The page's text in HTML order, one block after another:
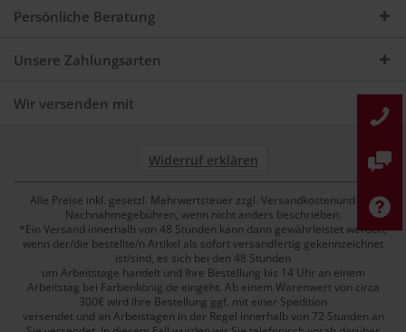
Persönliche Beratung
Unsere Zahlungsarten
Wir versenden mit
Widerruf erklären
Alle Preise inkl. gesetzl. Mehrwertsteuer zzgl. Versandkostenund ggf.
Nachnahmegebühren, wenn nicht anders beschrieben.
*Ein Versand innerhalb von 48 Stunden kann dann gewährleistet werden,
wenn der/die bestellte/n Artikel als sofort versandfertig gekennzeichnet
ist/sind, es sich bei den 48 Stunden
um Arbeitstage handelt und Ihre Bestellung bis 14 Uhr an einem
Arbeitstag bei Farbenkönig.de eingeht. Ab einem Warenwert von circa
300€ wird Ihre Bestellung ggf. mit einer Spedition
versendet und an Arbeistagen in der Regel innerhalb von 72 Stunden an